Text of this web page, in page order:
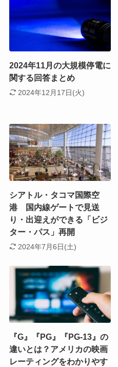
2024年11月の大規模停電に
関する回答まとめ
2024年12月17日(火)
シアトル・タコマ国際空
港 国内線ゲートで見送
り・出迎えができる「ビジ
ター・パス」再開
2024年7月6日(土)
『G』『PG』『PG-13』の
違いとは？アメリカの映画
レーティングをわかりやす